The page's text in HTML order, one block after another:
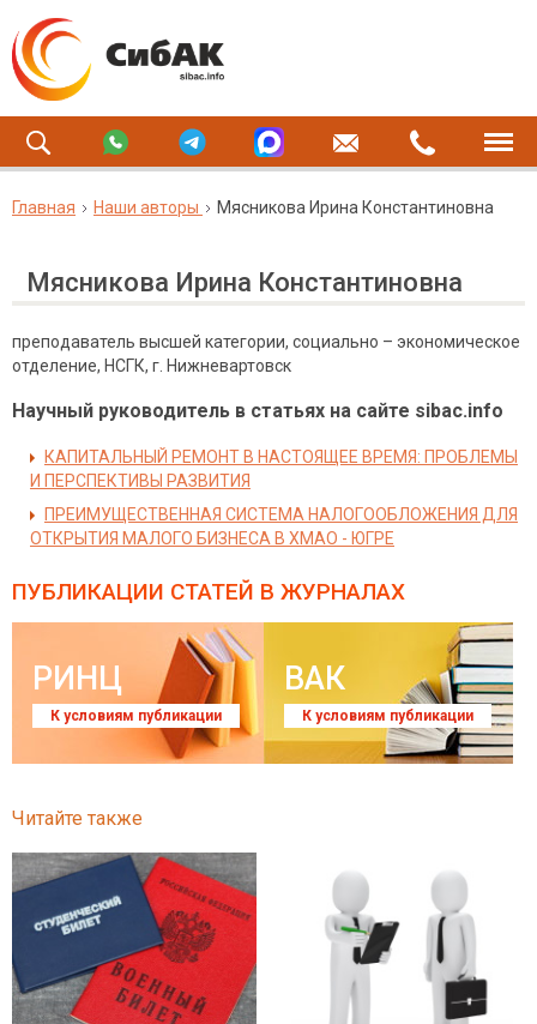
Главная Наши авторы Мясникова Ирина Константиновна
Мясникова Ирина Константиновна
преподаватель высшей категории, социально – экономическое
отделение, НСГК, г. Нижневартовск
Научный руководитель в статьях на сайте sibac.info
КАПИТАЛЬНЫЙ РЕМОНТ В НАСТОЯЩЕЕ ВРЕМЯ: ПРОБЛЕМЫ
И ПЕРСПЕКТИВЫ РАЗВИТИЯ
ПРЕИМУЩЕСТВЕННАЯ СИСТЕМА НАЛОГООБЛОЖЕНИЯ ДЛЯ
ОТКРЫТИЯ МАЛОГО БИЗНЕСА В ХМАО - ЮГРЕ
ПУБЛИКАЦИИ СТАТЕЙ В ЖУРНАЛАХ
РИНЦ
К условиям публикации
ВАК
К условиям публикации
Читайте также